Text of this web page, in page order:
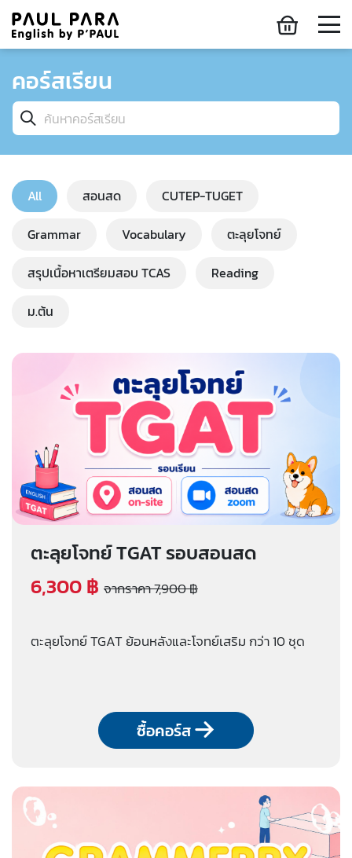
คอร์สเรียน
All สอนสด CUTEP-TUGET
Grammar Vocabulary ตะลุยโจทย์
สรุปเนื้อหาเตรียมสอบ TCAS Reading
ม.ต้น
ตะลุยโจทย์ TGAT รอบสอนสด
6,300 ฿ จากราคา 7,900 ฿
ตะลุยโจทย์ TGAT ย้อนหลังและโจทย์เสริม กว่า 10 ชุด
ซื้อคอร์ส